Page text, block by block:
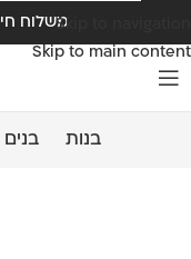
Skip to navigation
Skip to main content
משלוח
בנות בנים